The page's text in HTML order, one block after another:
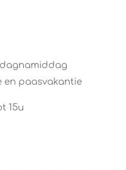
en paasvakantie
15u